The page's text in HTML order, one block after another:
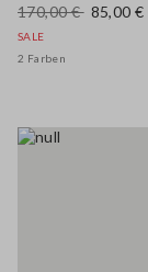
170,00 € 85,00 €
SALE
2 Farben